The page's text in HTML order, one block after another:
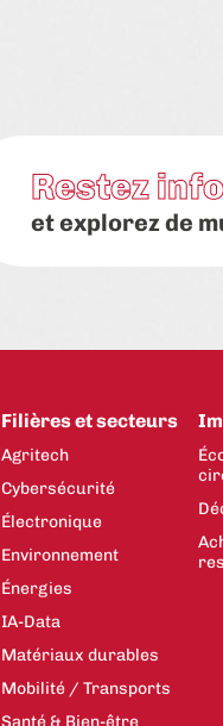
Restez
et explorez de
Filières et secteurs
Agritech
Cybersécurité
Électronique
Environnement
Énergies
IA-Data
Matériaux durables
Mobilité / Transports
Santé & Bien-être